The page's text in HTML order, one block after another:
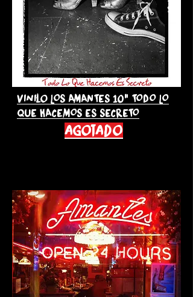
Vinilo LOS AMANTES 10" TODO LO
QUE HACEMOS ES SECRETO
agotado